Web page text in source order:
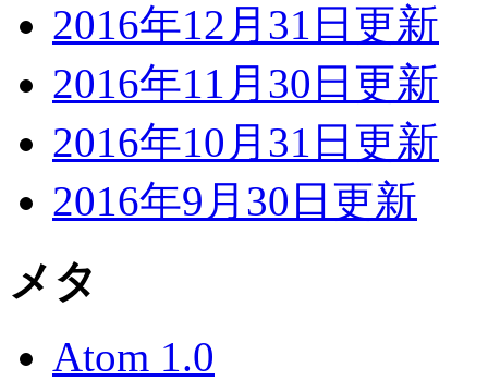
2016年12月31日更新
2016年11月30日更新
2016年10月31日更新
2016年9月30日更新
メタ
Atom 1.0